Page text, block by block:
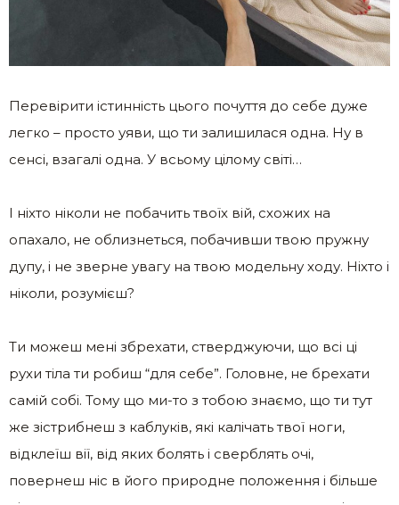
Перевірити істинність цього почуття до себе дуже
легко – просто уяви, що ти залишилася одна. Ну в
сенсі, взагалі одна. У всьому цілому світі…
І ніхто ніколи не побачить твоїх вій, схожих на
опахало, не облизнеться, побачивши твою пружну
дупу, і не зверне увагу на твою модельну ходу. Ніхто і
ніколи, розумієш?
Ти можеш мені збрехати, стверджуючи, що всі ці
рухи тіла ти робиш “для себе”. Головне, не брехати
самій собі. Тому що ми-то з тобою знаємо, що ти тут
же зістрибнеш з каблуків, які калічать твої ноги,
відклеїш вії, від яких болять і сверблять очі,
повернеш ніс в його природне положення і більше